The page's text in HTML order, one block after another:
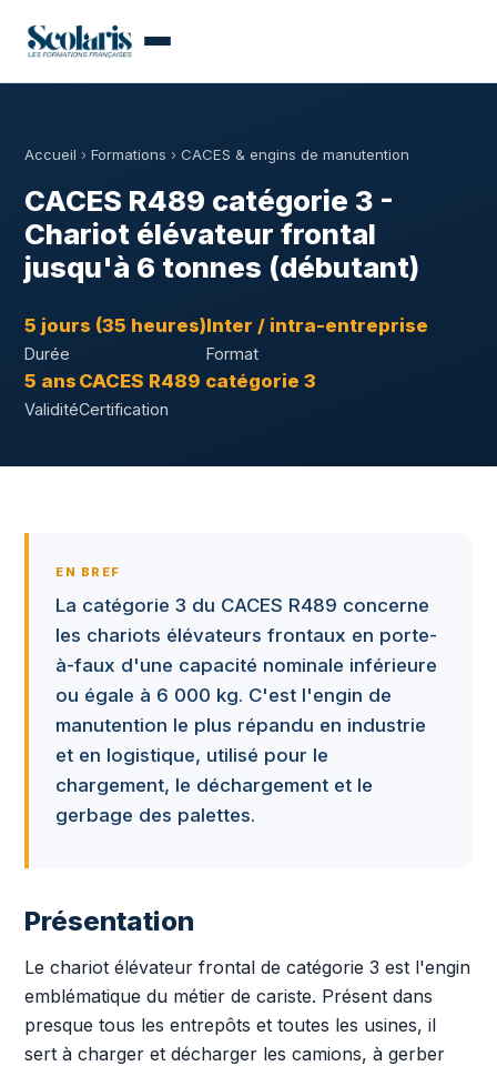
Accueil › Formations › CACES & engins de manutention
CACES R489 catégorie 3 -
Chariot élévateur frontal
jusqu'à 6 tonnes (débutant)
5 jours (35 heures)
Durée
Inter / intra-entreprise
Format
5 ans
Validité
CACES R489 catégorie 3
Certification
EN BREF
La catégorie 3 du CACES R489 concerne
les chariots élévateurs frontaux en porte-
à-faux d'une capacité nominale inférieure
ou égale à 6 000 kg. C'est l'engin de
manutention le plus répandu en industrie
et en logistique, utilisé pour le
chargement, le déchargement et le
gerbage des palettes.
Présentation
Le chariot élévateur frontal de catégorie 3 est l'engin
emblématique du métier de cariste. Présent dans
presque tous les entrepôts et toutes les usines, il
sert à charger et décharger les camions, à gerber